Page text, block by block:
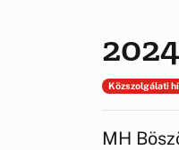
Közszolgálati
MH